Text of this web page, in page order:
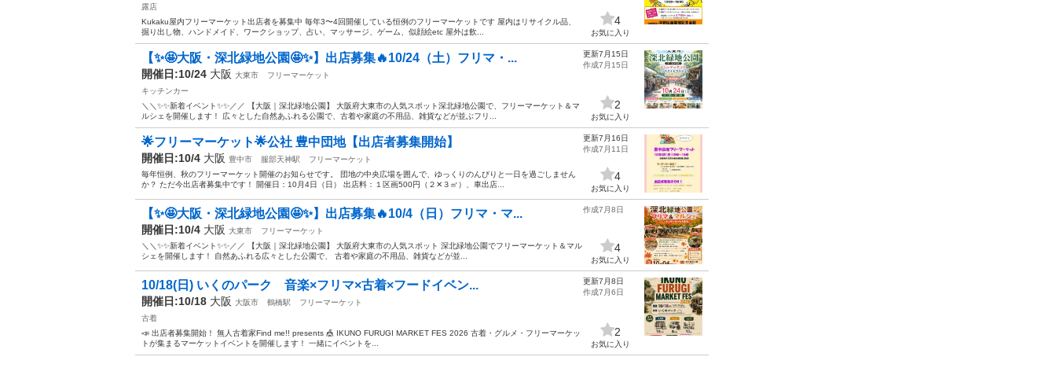
露店
Kukaku屋内フリーマーケット出店者を募集中 毎年3〜4回開催している恒例のフリーマーケットです 屋内はリサイクル品、
掘り出し物、ハンドメイド、ワークショップ、占い、マッサージ、ゲーム、似顔絵etc 屋外は飲...
4
お気に入り
【✨🤩大阪・深北緑地公園🤩✨】出店募集🔥10/24（土）フリマ・...
開催日:10/24 大阪 大東市
フリーマーケット
キッチンカー
＼＼✨✨新着イベント✨✨／／ 【大阪｜深北緑地公園】 大阪府大東市の人気スポット深北緑地公園で、フリーマーケット＆マ
ルシェを開催します！ 広々とした自然あふれる公園で、古着や家庭の不用品、雑貨などが並ぶフリ...
更新7月15日
作成7月15日
2
お気に入り
🌟フリーマーケット🌟公社 豊中団地【出店者募集開始】
開催日:10/4 大阪 豊中市 服部天神駅
フリーマーケット
毎年恒例、秋のフリーマーケット開催のお知らせです。 団地の中央広場を囲んで、ゆっくりのんびりと一日を過ごしません
か？ ただ今出店者募集中です！ 開催日：10月4日（日） 出店料：１区画500円（２✕３㎡）、車出店...
更新7月16日
作成7月11日
4
お気に入り
【✨🤩大阪・深北緑地公園🤩✨】出店募集🔥10/4（日）フリマ・マ...
開催日:10/4 大阪 大東市
フリーマーケット
＼＼✨✨新着イベント✨✨／／ 【大阪｜深北緑地公園】 大阪府大東市の人気スポット 深北緑地公園でフリーマーケット＆マル
シェを開催します！ 自然あふれる広々とした公園で、 古着や家庭の不用品、雑貨などが並...
作成7月8日
4
お気に入り
10/18(日) いくのパーク 音楽×フリマ×古着×フードイベン...
開催日:10/18 大阪 大阪市 鶴橋駅
フリーマーケット
古着
📣 出店者募集開始！ 無人古着家Find me!! presents 🎪 IKUNO FURUGI MARKET FES 2026 古着・グルメ・フリーマーケッ
トが集まるマーケットイベントを開催します！ 一緒にイベントを...
更新7月8日
作成7月6日
2
お気に入り